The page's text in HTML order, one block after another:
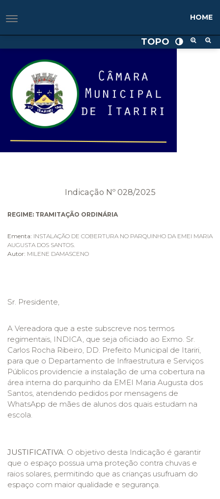
TOPO
HOME
Indicação Nº 028/2025
REGIME: TRAMITAÇÃO ORDINÁRIA
Ementa: INSTALAÇÃO DE COBERTURA NO PARQUINHO DA EMEI MARIA
AUGUSTA DOS SANTOS.
Autor: MILENE DAMASCENO
Sr. Presidente,
A Vereadora que a este subscreve nos termos
regimentais, INDICA, que seja oficiado ao Exmo. Sr.
Carlos Rocha Ribeiro, DD. Prefeito Municipal de Itariri,
para que o Departamento de Infraestrutura e Serviços
Públicos providencie a instalação de uma cobertura na
área interna do parquinho da EMEI Maria Augusta dos
Santos, atendendo pedidos por mensagens de
WhatsApp de mães de alunos dos quais estudam na
escola.
JUSTIFICATIVA: O objetivo desta Indicação é garantir
que o espaço possua uma proteção contra chuvas e
raios solares, permitindo que as crianças usufruam do
espaço com maior qualidade e segurança.